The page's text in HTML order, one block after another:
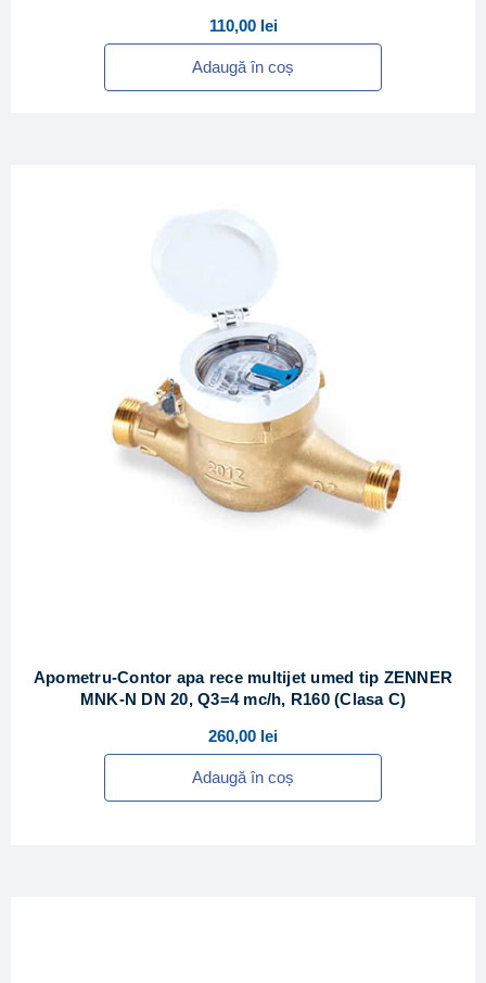
110,00 lei
Adaugă în coș
Apometru-Contor apa rece multijet umed tip ZENNER
MNK-N DN 20, Q3=4 mc/h, R160 (Clasa C)
260,00 lei
Adaugă în coș